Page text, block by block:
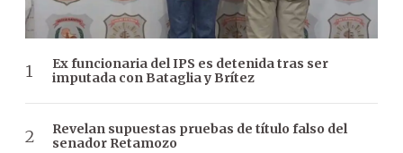
Ex funcionaria del IPS es detenida tras ser
imputada con Bataglia y Brítez
Revelan supuestas pruebas de título falso del
senador Retamozo